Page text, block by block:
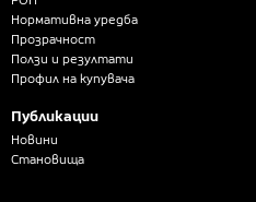
Нормативна уредба
Прозрачност
Ползи и резултати
Профил на купувача
Публикации
Новини
Становища